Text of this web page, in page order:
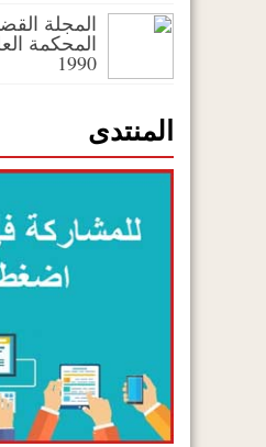
المجلة
1990
المنتدى